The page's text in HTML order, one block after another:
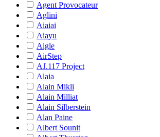
Agent Provocateur
Aglini
Aiaiai
Aiayu
Aigle
AirStep
AJ.117 Project
Alaia
Alain Mikli
Alain Milliat
Alain Silberstein
Alan Paine
Albert Sounit